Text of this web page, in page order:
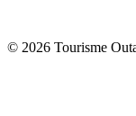
© 2026 Tourisme